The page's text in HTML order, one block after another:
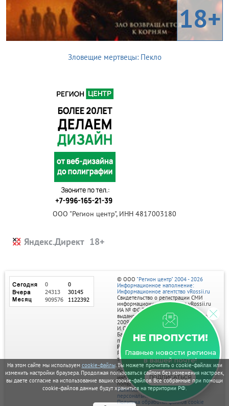
На этом сайте мы используем cookie-файлы. Вы можете прочитать о cookie-файлах или
изменить настройки браузера. Продолжая пользоваться сайтом без изменения настроек,
вы даете согласие на использование ваших cookie-файлов. Все собранные при помощи
cookie-файлов данные будут храниться на территории РФ.
18+
Зловещие мертвецы: Пекло
ООО "Регион центр", ИНН 4817003180
Яндекс.Директ
НЕ ПРОПУСТИ!
Главные новости региона
в вашей почте!
ПОДПИСАТЬСЯ
© ООО "Регион центр" 2004 - 2026
Информационное наполнение:
Информационное агентство vRossii.ru
Свидетельство о регистрации СМИ
информационного агентства vRossii.ru
ИА № ФС 77‑35502
выдано РОСКОМНАДЗОРом 04 марта
2009г.
И. О. Главного редактора Нарыков А. Н.
Баннеры на портале размещаются на
правах рекламы.
Реклама на портале:
Рекламное агентство "Умный маркетинг"
тел. 7-910-267-70-40,
email: umnyy.marketing@yandex.ru
Отдельные публикации могут содержать
информацию, не предназначенную для
пользователей до 18 лет.
Политика в отношении обработки
персональных данных
Политика обработки файлов cookie